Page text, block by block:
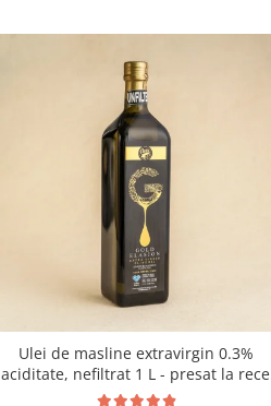
Ulei de masline extravirgin 0.3%
aciditate, nefiltrat 1 L - presat la rece
RECOLTA NOUA